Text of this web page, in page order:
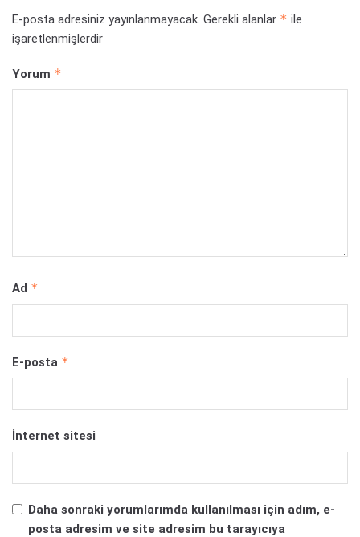
E-posta adresiniz yayınlanmayacak. Gerekli alanlar * ile
işaretlenmişlerdir
Yorum *
Ad *
E-posta *
İnternet sitesi
Daha sonraki yorumlarımda kullanılması için adım, e-
posta adresim ve site adresim bu tarayıcıya